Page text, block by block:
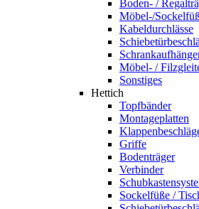
Boden- /
Möbel-/
Kabeldurchlässe
Möbel- /
Sonstiges
Hettich
Topfbänder
Montageplatten
Griffe
Bodenträger
Verbinder
Sockelfüße /